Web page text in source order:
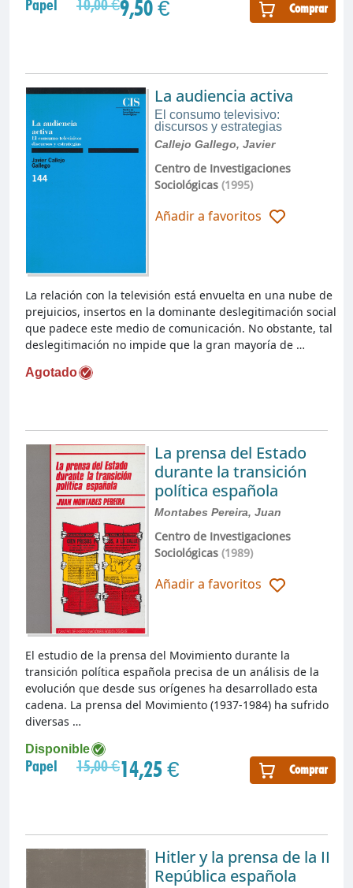
Papel 10,00 €9,50 € Comprar
La audiencia activa
El consumo televisivo:
discursos y estrategias
Callejo Gallego, Javier
Centro de Investigaciones
Sociológicas(1995)
Añadir a favoritos
Agotado
La relación con la televisión está envuelta en una nube de
prejuicios, insertos en la dominante deslegitimación social
que padece este medio de comunicación. No obstante, tal
deslegitimación no impide que la gran mayoría de …
La prensa del Estado
durante la transición
política española
Montabes Pereira, Juan
Centro de Investigaciones
Sociológicas(1989)
Añadir a favoritos
Disponible
Papel 15,00 €14,25 € Comprar
El estudio de la prensa del Movimiento durante la
transición política española precisa de un análisis de la
evolución que desde sus orígenes ha desarrollado esta
cadena. La prensa del Movimiento (1937-1984) ha sufrido
diversas …
Hitler y la prensa de la II
República española